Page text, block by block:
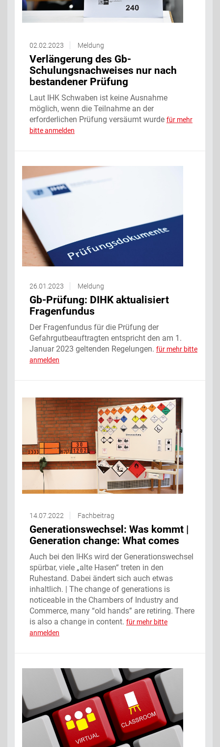
02.02.2023 Meldung
Verlängerung des Gb-
Schulungsnachweises nur nach
bestandener Prüfung
Laut IHK Schwaben ist keine Ausnahme
möglich, wenn die Teilnahme an der
erforderlichen Prüfung versäumt wurde für mehr
bitte anmelden
26.01.2023 Meldung
Gb-Prüfung: DIHK aktualisiert
Fragenfundus
Der Fragenfundus für die Prüfung der
Gefahrgutbeauftragten entspricht den am 1.
Januar 2023 geltenden Regelungen. für mehr bitte
anmelden
14.07.2022 Fachbeitrag
Generationswechsel: Was kommt‌ |
Generation change: What comes
Auch bei den IHKs wird der Generationswechsel
spürbar, viele „alte Hasen“ treten in den
Ruhestand. Dabei ändert sich auch etwas
inhaltlich. | The change of generations is
noticeable in the Chambers of Industry and
Commerce, many “old hands” are retiring. There
is also a change in content. für mehr bitte
anmelden